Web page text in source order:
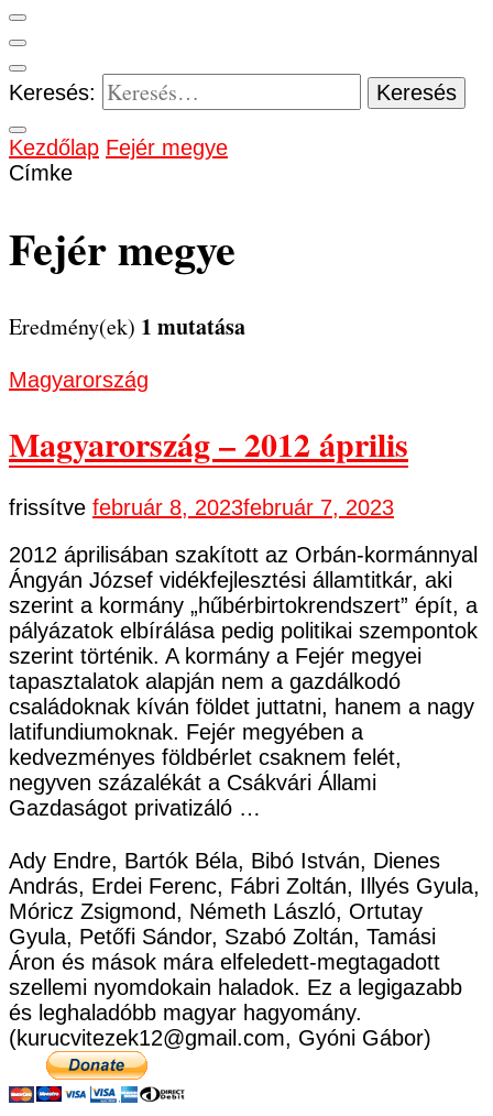
Keresés:
Kezdőlap Fejér megye
Címke
Fejér megye
Eredmény(ek) 1 mutatása
Magyarország
Magyarország – 2012 április
frissítve február 8, 2023február 7, 2023
2012 áprilisában szakított az Orbán-kormánnyal
Ángyán József vidékfejlesztési államtitkár, aki
szerint a kormány „hűbérbirtokrendszert” épít, a
pályázatok elbírálása pedig politikai szempontok
szerint történik. A kormány a Fejér megyei
tapasztalatok alapján nem a gazdálkodó
családoknak kíván földet juttatni, hanem a nagy
latifundiumoknak. Fejér megyében a
kedvezményes földbérlet csaknem felét,
negyven százalékát a Csákvári Állami
Gazdaságot privatizáló …
Ady Endre, Bartók Béla, Bibó István, Dienes
András, Erdei Ferenc, Fábri Zoltán, Illyés Gyula,
Móricz Zsigmond, Németh László, Ortutay
Gyula, Petőfi Sándor, Szabó Zoltán, Tamási
Áron és mások mára elfeledett-megtagadott
szellemi nyomdokain haladok. Ez a legigazabb
és leghaladóbb magyar hagyomány.
(kurucvitezek12@gmail.com, Gyóni Gábor)